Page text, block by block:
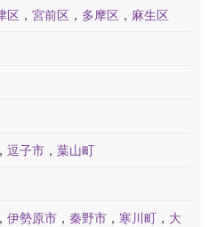
区 ， 宮前区 ， 多摩区 ， 麻生区
， 逗子市 ， 葉山町
， 伊勢原市 ， 秦野市 ， 寒川町 ， 大